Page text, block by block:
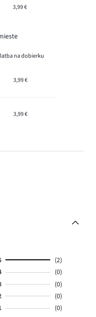
3,99 €
na dobierku
3,99 €
3,99 €
(2)
(0)
(0)
(0)
(0)